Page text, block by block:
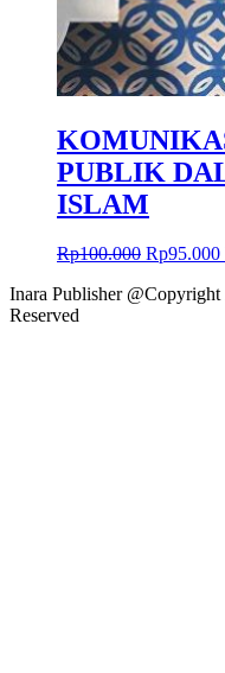
PUBLIK
ISLAM
Rp100.000 Rp95.000
Inara Publisher @Copyright
Reserved